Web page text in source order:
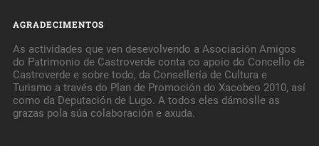
AGRADECIMENTOS
As actividades que ven desevolvendo a Asociación Amigos
do Patrimonio de Castroverde conta co apoio do Concello de
Castroverde e sobre todo, da Consellería de Cultura e
Turismo a través do Plan de Promoción do Xacobeo 2010, así
como da Deputación de Lugo. A todos eles dámoslle as
grazas pola súa colaboración e axuda.